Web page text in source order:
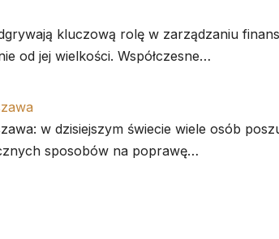
kluczową rolę w zarządzaniu
od jej wielkości. Współczesne…
w dzisiejszym świecie wiele osób
sposobów na poprawę…